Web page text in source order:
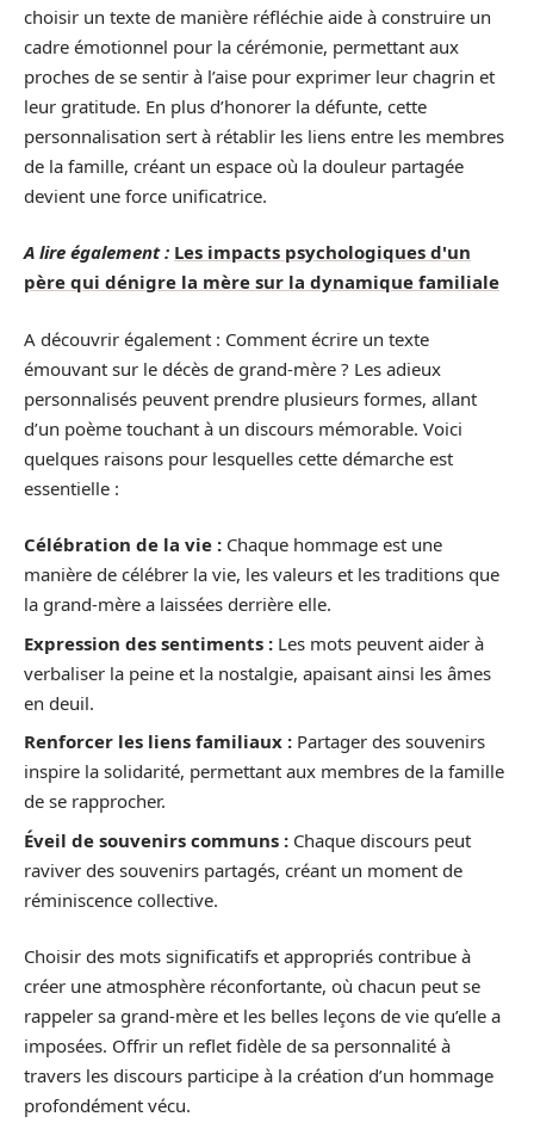
choisir un texte de manière réfléchie aide à construire un
cadre émotionnel pour la cérémonie, permettant aux
proches de se sentir à l’aise pour exprimer leur chagrin et
leur gratitude. En plus d’honorer la défunte, cette
personnalisation sert à rétablir les liens entre les membres
de la famille, créant un espace où la douleur partagée
devient une force unificatrice.
A lire également : Les impacts psychologiques d'un
père qui dénigre la mère sur la dynamique familiale
A découvrir également : Comment écrire un texte
émouvant sur le décès de grand-mère ? Les adieux
personnalisés peuvent prendre plusieurs formes, allant
d’un poème touchant à un discours mémorable. Voici
quelques raisons pour lesquelles cette démarche est
essentielle :
Célébration de la vie : Chaque hommage est une
manière de célébrer la vie, les valeurs et les traditions que
la grand-mère a laissées derrière elle.
Expression des sentiments : Les mots peuvent aider à
verbaliser la peine et la nostalgie, apaisant ainsi les âmes
en deuil.
Renforcer les liens familiaux : Partager des souvenirs
inspire la solidarité, permettant aux membres de la famille
de se rapprocher.
Éveil de souvenirs communs : Chaque discours peut
raviver des souvenirs partagés, créant un moment de
réminiscence collective.
Choisir des mots significatifs et appropriés contribue à
créer une atmosphère réconfortante, où chacun peut se
rappeler sa grand-mère et les belles leçons de vie qu’elle a
imposées. Offrir un reflet fidèle de sa personnalité à
travers les discours participe à la création d’un hommage
profondément vécu.